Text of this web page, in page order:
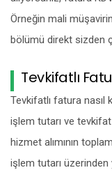
Örneğin mali
bölümü direkt sizden
Tevkifatlı
Tevkifatlı fatura
işlem tutarı ve
hizmet alımının
işlem tutarı üzerinden